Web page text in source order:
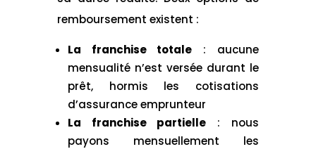
remboursement existent :
La franchise totale : aucune
mensualité n’est versée durant le
prêt, hormis les cotisations
d’assurance emprunteur
La franchise partielle : nous
payons mensuellement les